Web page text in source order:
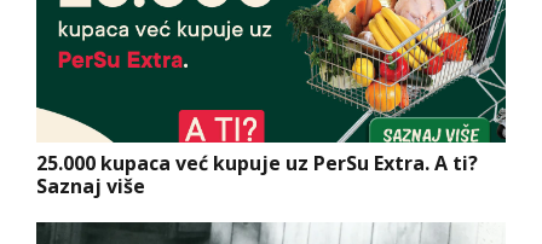
25.000 kupaca već kupuje uz PerSu Extra. A ti?
Saznaj više